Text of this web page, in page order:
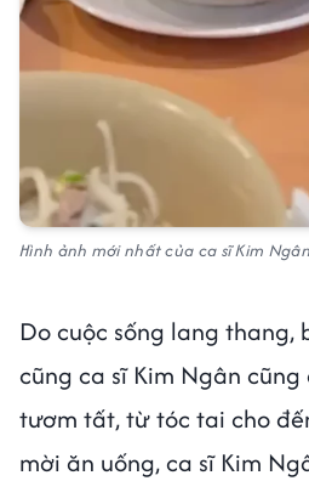
Hình ảnh mới nhất của ca sĩ Kim
Do cuộc sống lang thang,
cũng ca sĩ Kim Ngân
tươm tất, từ tóc tai cho
mời ăn uống, ca sĩ Kim